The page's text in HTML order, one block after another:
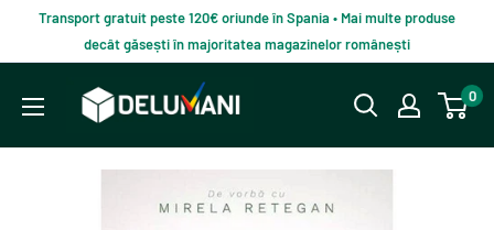
continut
Transport gratuit peste 120€ oriunde în Spania • Mai multe produse
decât găsești în majoritatea magazinelor românești
Delumani
Magazin
0